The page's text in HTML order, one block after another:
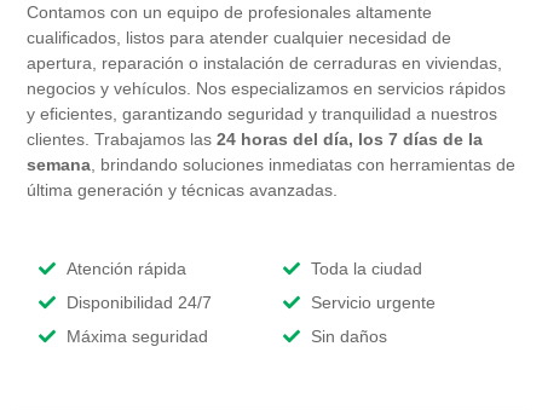
Contamos con un equipo de profesionales altamente
cualificados, listos para atender cualquier necesidad de
apertura, reparación o instalación de cerraduras en viviendas,
negocios y vehículos. Nos especializamos en servicios rápidos
y eficientes, garantizando seguridad y tranquilidad a nuestros
clientes. Trabajamos las 24 horas del día, los 7 días de la
semana , brindando soluciones inmediatas con herramientas de
última generación y técnicas avanzadas.
Atención rápida
Disponibilidad 24/7
Máxima seguridad
Toda la ciudad
Servicio urgente
Sin daños